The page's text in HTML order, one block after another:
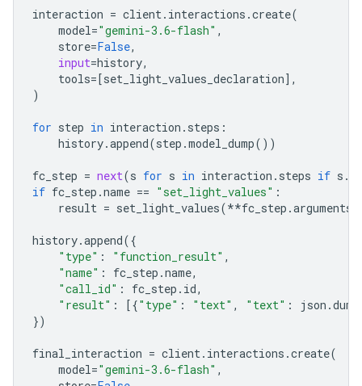
interaction = client. interactions .create(
model="gemini-3.6-flash" ,
store=False,
input=history,
tools= [set_light_values_declaration],
)
for step in interaction . steps :
history.append(step .model_dump())
fc_step = next(s for s in interaction . steps if s .
if fc_step .name == "set_light_values" :
result = set_light_values(**fc_step .arguments
history.append({
"type" : "function_result" ,
"name" : fc_step .name,
"call_id" : fc_step . id,
"result" : [{"type" : "text" , "text" : json .
})
final_interaction = client. interactions .create(
model="gemini-3.6-flash" ,